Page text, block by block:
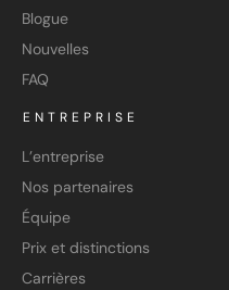
Blogue
Nouvelles
FAQ
ENTREPRISE
L’entreprise
Nos partenaires
Équipe
Prix et distinctions
Carrières